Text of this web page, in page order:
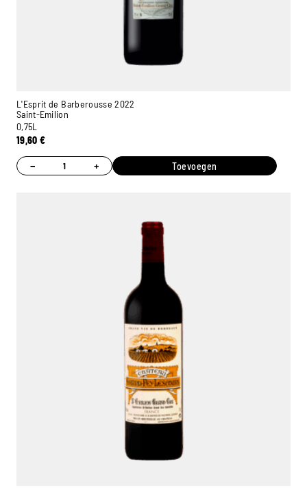
L'Esprit de Barberousse 2022
Saint-Emilion
0,75L
19,60€
− + Toevoegen